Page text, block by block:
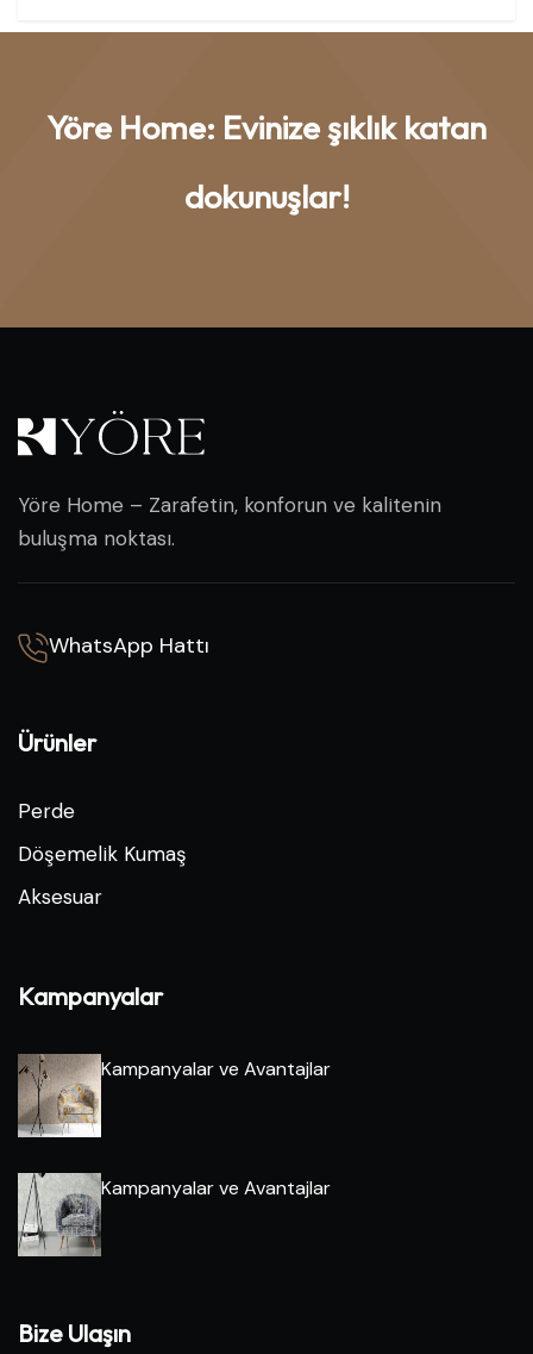
Yöre Home: Evinize şıklık katan
dokunuşlar!
Yöre Home – Zarafetin, konforun ve kalitenin
buluşma noktası.
WhatsApp Hattı
Ürünler
Perde
Döşemelik Kumaş
Aksesuar
Kampanyalar
Kampanyalar ve Avantajlar
Kampanyalar ve Avantajlar
Bize Ulaşın